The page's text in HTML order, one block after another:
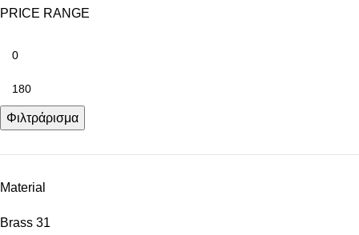
PRICE RANGE
Φιλτράρισμα
Material
Brass 31